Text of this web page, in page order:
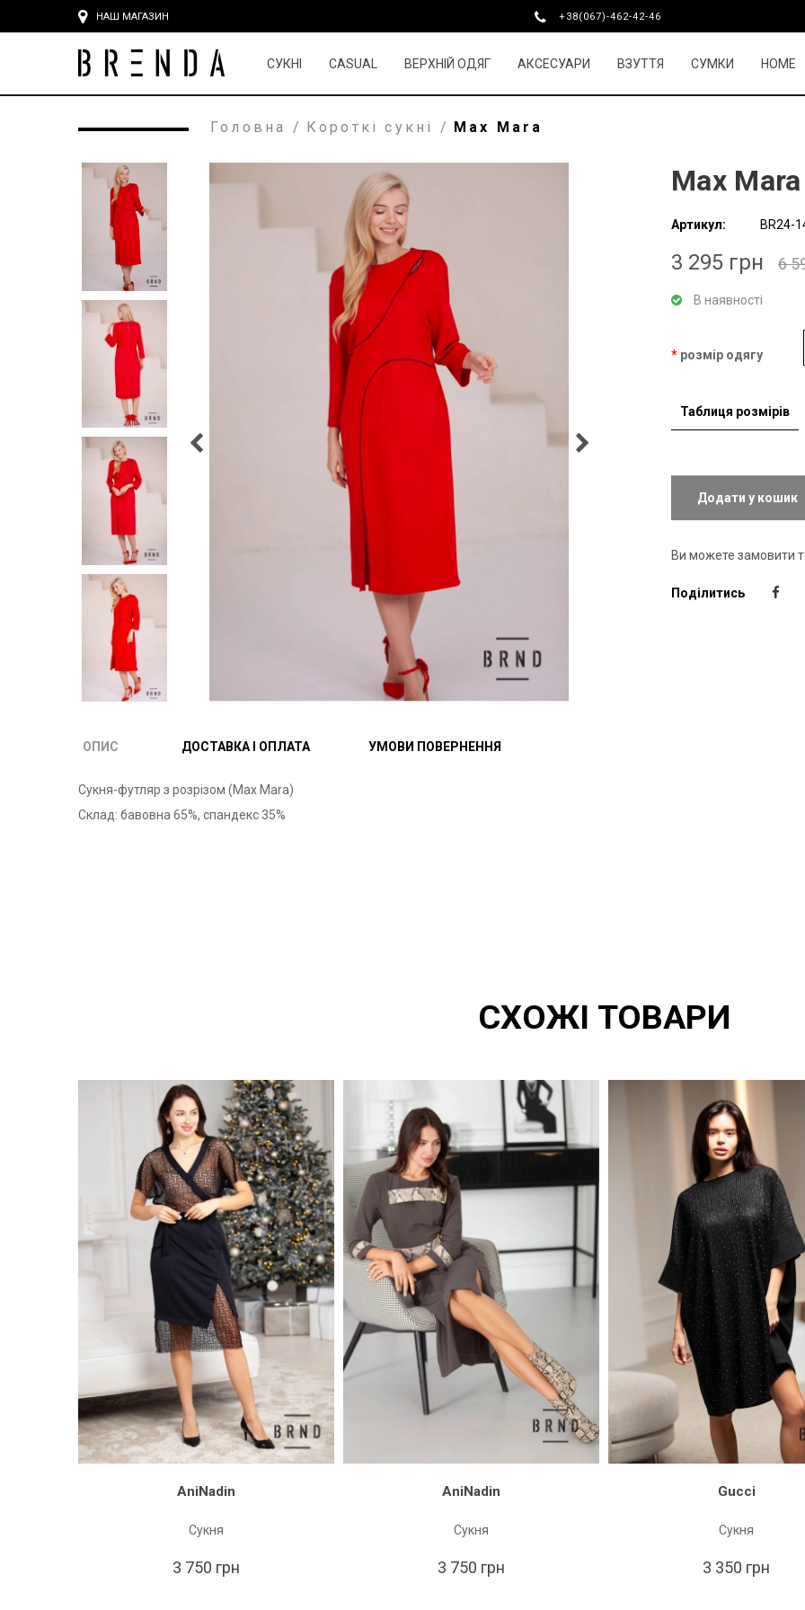
НАШ МАГАЗИН +38(067)-462-42-46
СУКНІ CASUAL ВЕРХНІЙ ОДЯГ АКСЕСУАРИ ВЗУТТЯ СУМКИ HOME
Головна / Короткі сукні / Max Mara
Max Mara
Артикул: BR24-
3 295 грн 6
В наявності
розмір одягу
Таблиця розмірів
Додати у кошик
Ви можете замовити
Поділитись
ОПИС ДОСТАВКА І ОПЛАТА УМОВИ ПОВЕРНЕННЯ
Сукня-футляр з розрізом (Max Mara)
Склад: бавовна 65%, спандекс 35%
СХОЖІ ТОВАРИ
AniNadin
Сукня
3 750 грн
AniNadin
Сукня
3 750 грн
Gucci
Сукня
3 350 грн